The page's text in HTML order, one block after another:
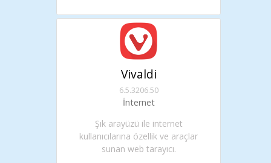
Vivaldi
6.5.3206.50
İnternet
Şık arayüzü ile internet
kullanıcılarına özellik ve araçlar
sunan web tarayıcı.